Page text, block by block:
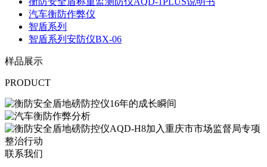
汽车衡防作弊仪
智盾系列
智盾系列安防仪BX-06
样品展示
PRODUCT
联系我们